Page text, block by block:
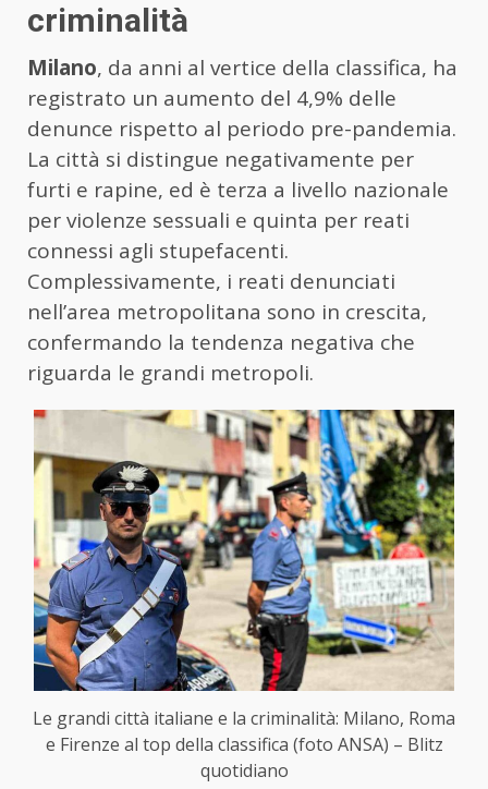
criminalità
Milano, da anni al vertice della classifica, ha
registrato un aumento del 4,9% delle
denunce rispetto al periodo pre-pandemia.
La città si distingue negativamente per
furti e rapine, ed è terza a livello nazionale
per violenze sessuali e quinta per reati
connessi agli stupefacenti.
Complessivamente, i reati denunciati
nell’area metropolitana sono in crescita,
confermando la tendenza negativa che
riguarda le grandi metropoli.
Le grandi città italiane e la criminalità: Milano, Roma
e Firenze al top della classifica (foto ANSA) – Blitz
quotidiano